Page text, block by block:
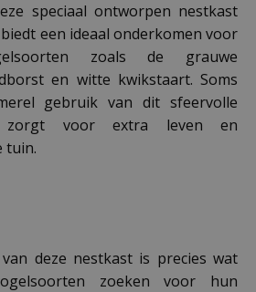
speciaal ontworpen nestkast
een ideaal onderkomen voor
zoals de grauwe
en witte kwikstaart. Soms
gebruik van dit sfeervolle
zorgt voor extra leven en
tuin.
deze nestkast is precies wat
zoeken voor hun